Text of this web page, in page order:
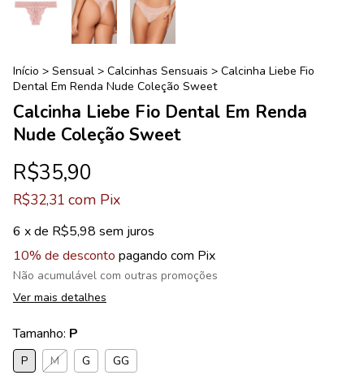
Início > Sensual > Calcinhas Sensuais > Calcinha Liebe Fio
Dental Em Renda Nude Coleção Sweet
Calcinha Liebe Fio Dental Em Renda
Nude Coleção Sweet
R$35,90
R$32,31 com Pix
6 x de R$5,98 sem juros
10% de desconto pagando com Pix
Não acumulável com outras promoções
Ver mais detalhes
Tamanho: P
P M G GG